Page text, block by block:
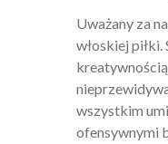
Uważany za
włoskiej
wszystkim
ofensywnymi